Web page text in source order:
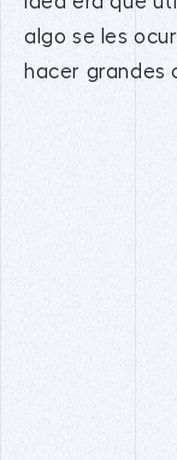
algo se les
hacer grandes